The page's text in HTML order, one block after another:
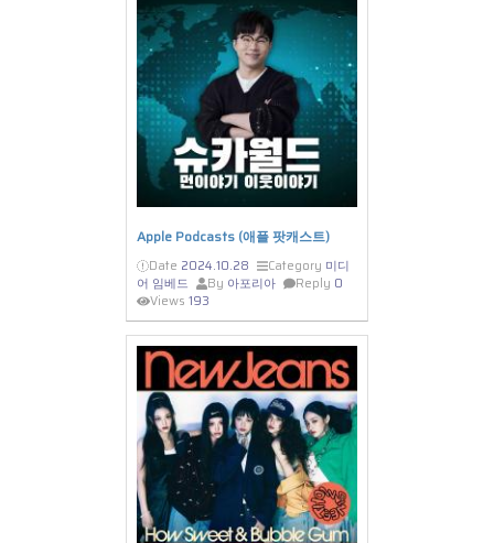
Apple Podcasts (애플 팟캐스트)
Date 2024.10.28 Category 미디
어 임베드
By 아포리아 Reply 0
Views 193